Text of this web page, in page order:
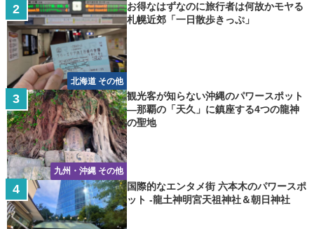
北海道 その他
お得なはずなのに旅行者は何故かモヤる
札幌近郊「一日散歩きっぷ」
九州・沖縄 その他
観光客が知らない沖縄のパワースポット
―那覇の「天久」に鎮座する4つの龍神
の聖地
国際的なエンタメ街 六本木のパワースポ
ット -龍土神明宮天祖神社＆朝日神社